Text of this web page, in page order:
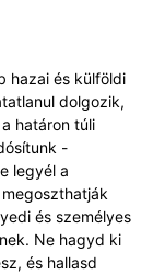
hazai és külföldi
dolgozik,
határon túli
-
legyél a
és személyes
Ne hagyd ki
és hallasd